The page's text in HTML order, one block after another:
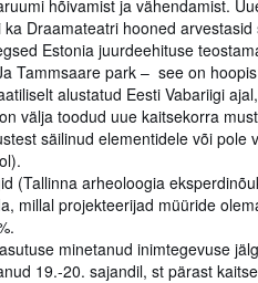
hõivamist ja vähendamist.
Draamateatri hooned
Estonia juurdeehituse
Tammsaare park – see on
alustatud Eesti Vabariigi
välja toodud uue kaitsekorra
säilinud elementidele või pole
(Tallinna arheoloogia
millal projekteerijad müüride
minetanud inimtegevuse
19.-20. sajandil, st pärast